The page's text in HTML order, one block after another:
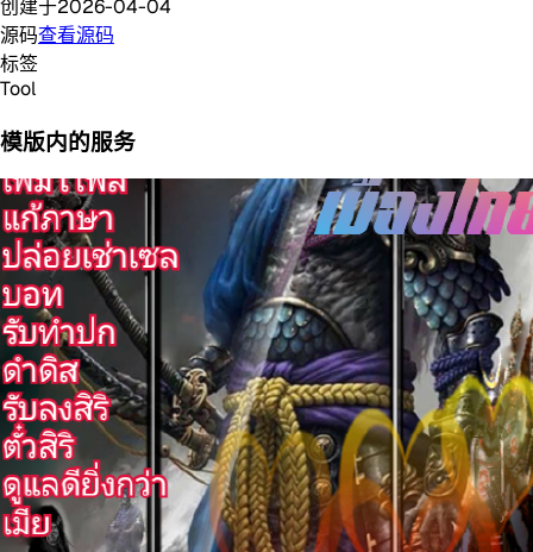
创建于2026-04-04
源码查看源码
标签
Tool
模版内的服务